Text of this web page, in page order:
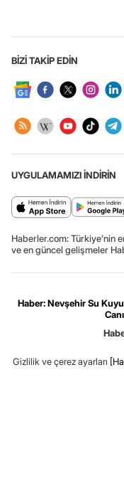
BİZİ TAKİP EDİN
UYGULAMAMIZI İNDİRİN
Haberler.com: Türkiye’nin
ve en güncel gelişmeler
Haber: Nevşehir Su
Gizlilik ve çerez ayarları